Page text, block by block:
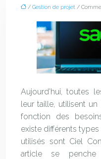
/ Gestion de projet /
Aujourd’hui, toutes
leur taille, utilisent
fonction des
existe différents types
utilisés sont Ciel
article se penche